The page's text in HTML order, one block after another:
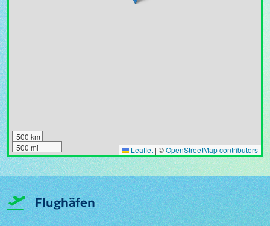
500 km
500 mi
Leaflet | ©OpenStreetMap contributors
Flughäfen